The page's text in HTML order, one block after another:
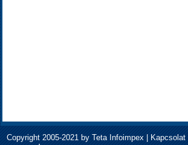
Copyright 2005-2021 by Teta Infoimpex | Kapcsolat|